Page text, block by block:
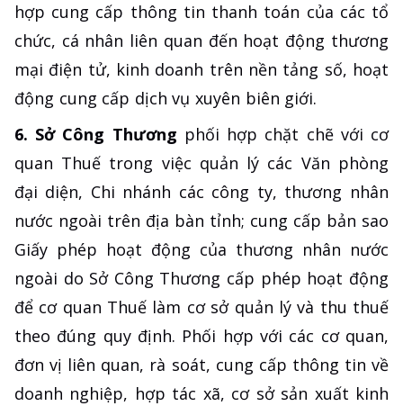
hợp cung cấp thông tin thanh toán của các tổ
chức, cá nhân liên quan đến hoạt động thương
mại điện tử, kinh doanh trên nền tảng số, hoạt
động cung cấp dịch vụ xuyên biên giới.
6. Sở Công Thương phối hợp chặt chẽ với cơ
quan Thuế trong việc quản lý các Văn phòng
đại diện, Chi nhánh các công ty, thương nhân
nước ngoài trên địa bàn tỉnh; cung cấp bản sao
Giấy phép hoạt động của thương nhân nước
ngoài do Sở Công Thương cấp phép hoạt động
để cơ quan Thuế làm cơ sở quản lý và thu thuế
theo đúng quy định. Phối hợp với các cơ quan,
đơn vị liên quan, rà soát, cung cấp thông tin về
doanh nghiệp, hợp tác xã, cơ sở sản xuất kinh